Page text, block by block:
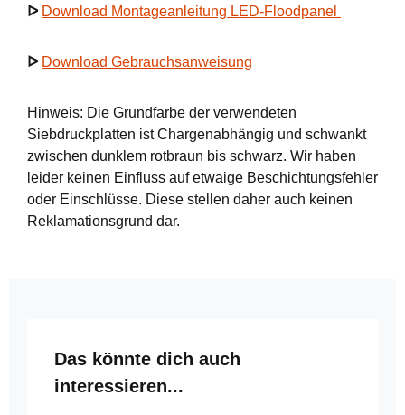
ᐅ Download Montageanleitung LED-Floodpanel
ᐅ Download Gebrauchsanweisung
Hinweis: Die Grundfarbe der verwendeten
Siebdruckplatten ist Chargenabhängig und schwankt
zwischen dunklem rotbraun bis schwarz. Wir haben
leider keinen Einfluss auf etwaige Beschichtungsfehler
oder Einschlüsse. Diese stellen daher auch keinen
Reklamationsgrund dar.
Produktgalerie überspringen
Das könnte dich auch
interessieren...